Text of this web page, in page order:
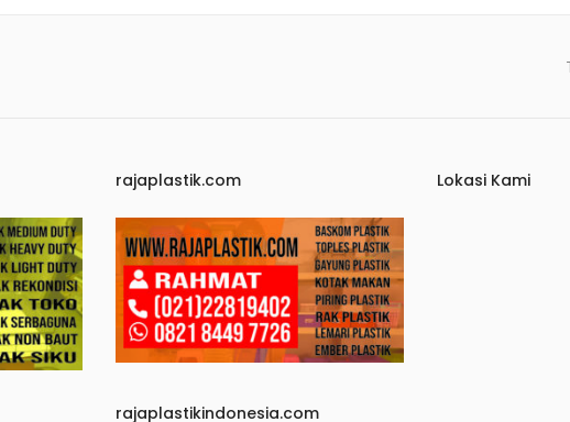
rajaplastik.com
rajaplastikindonesia.com
Lokasi Kami